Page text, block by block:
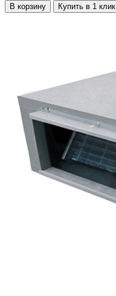
В корзину Купить в 1 клик